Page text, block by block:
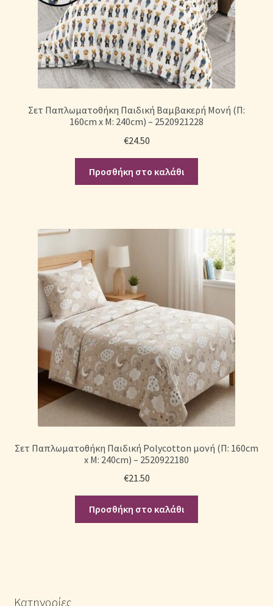
Σετ Παπλωματοθήκη Παιδική Βαμβακερή Μονή (Π:
160cm x Μ: 240cm) – 2520921228
€24.50
Προσθήκη στο καλάθι
Σετ Παπλωματοθήκη Παιδική Polycotton μονή (Π: 160cm
x Μ: 240cm) – 2520922180
€21.50
Προσθήκη στο καλάθι
Κατηγορίες